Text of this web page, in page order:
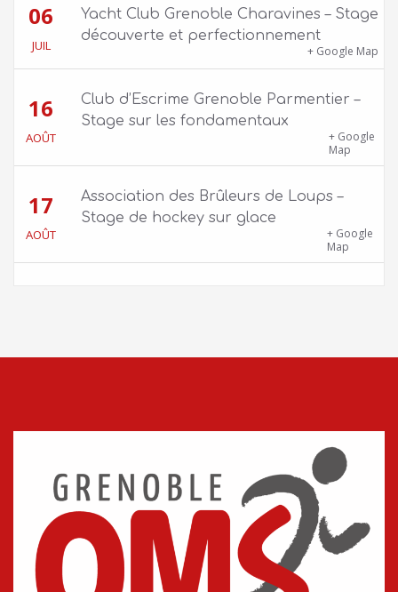
06
JUIL
Yacht Club Grenoble Charavines – Stage
découverte et perfectionnement
+ Google Map
16
AOÛT
Club d’Escrime Grenoble Parmentier –
Stage sur les fondamentaux
+ Google
Map
17
AOÛT
Association des Brûleurs de Loups –
Stage de hockey sur glace
+ Google
Map